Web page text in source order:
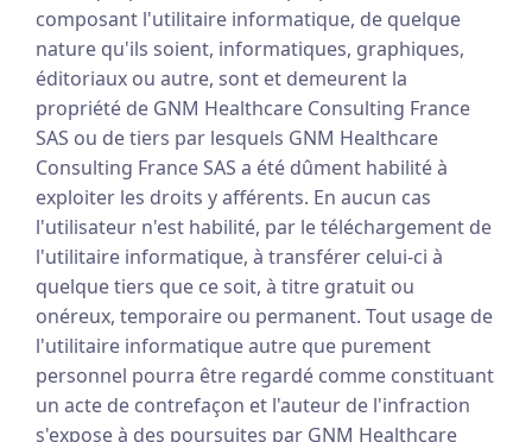
composant l'utilitaire informatique, de quelque
nature qu'ils soient, informatiques, graphiques,
éditoriaux ou autre, sont et demeurent la
propriété de GNM Healthcare Consulting France
SAS ou de tiers par lesquels GNM Healthcare
Consulting France SAS a été dûment habilité à
exploiter les droits y afférents. En aucun cas
l'utilisateur n'est habilité, par le téléchargement de
l'utilitaire informatique, à transférer celui-ci à
quelque tiers que ce soit, à titre gratuit ou
onéreux, temporaire ou permanent. Tout usage de
l'utilitaire informatique autre que purement
personnel pourra être regardé comme constituant
un acte de contrefaçon et l'auteur de l'infraction
s'expose à des poursuites par GNM Healthcare